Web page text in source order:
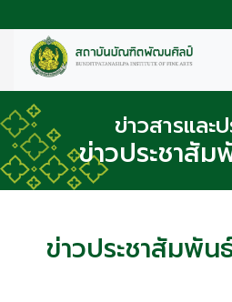
ข่าวสารและ
ข่าวประชาสั
ข่าวประชาสัมพั